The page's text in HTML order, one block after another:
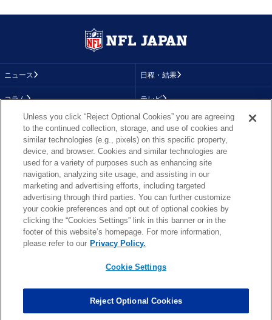
ニュース 日程・結果
コラム テレビ
画像
順位表
About NFL
More NFL 特集
TOP お問い合わせ FAQ
PHOTO BY AP Images / PHOTO BY Getty Images
Unless you click “Reject Optional Cookies” you are agreeing
to the continued collection, storage, and use of cookies and
similar technologies (e.g., pixels) on this specific property,
device, and browser. Cookies and similar technologies are
used for a variety of purposes such as enhancing site
navigation, analyzing site usage, and assisting in our
marketing and advertising efforts, including targeted
advertising through third parties. You can further customize
your cookie preferences and opt out of optional cookies by
clicking the “Cookies Settings” link in this banner or in the
footer of this website’s homepage. For more information,
please refer to our Privacy Policy.
Cookie Settings
Reject Optional Cookies